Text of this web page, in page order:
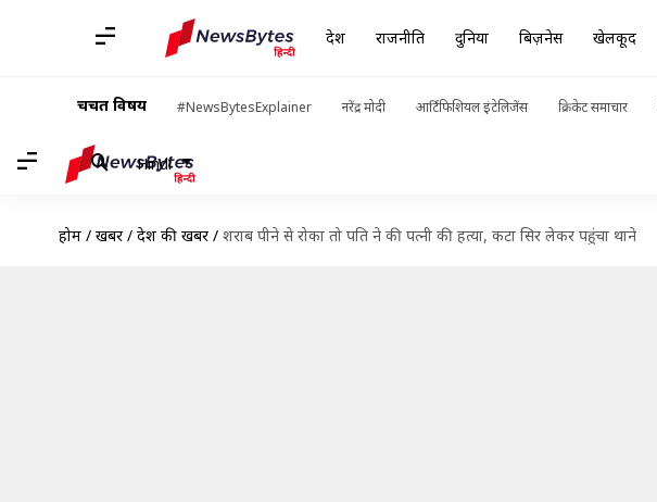
देश राजनीति दुनिया बिज़नेस खेलकूद
चर्चित विषय #NewsBytesExplainer नरेंद्र मोदी आर्टिफिशियल इंटेलिजेंस क्रिकेट समाचार
Hindi
होम / खबरें / देश की खबरें / शराब पीने से रोका तो पति ने की पत्नी की हत्या, कटा सिर लेकर पहुंचा थाने